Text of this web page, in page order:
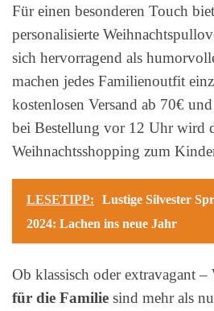
Für einen besonderen Touch
personalisierte
sich hervorragend als
machen jedes Familienoutfit
kostenlosen Versand ab 70€
bei Bestellung vor 12 Uhr wird
Weihnachtsshopping zum
LESETIPP:
Lustige Silvester
2024: Lachen ins neue Jahr
Ob klassisch oder extravagant –
für die Familie sind mehr als